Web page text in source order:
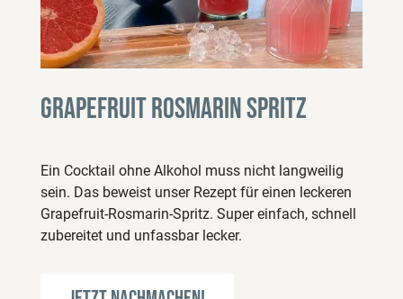
Grapefruit Rosmarin Spritz
Ein Cocktail ohne Alkohol muss nicht langweilig
sein. Das beweist unser Rezept für einen leckeren
Grapefruit-Rosmarin-Spritz. Super einfach, schnell
zubereitet und unfassbar lecker.